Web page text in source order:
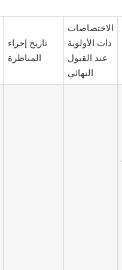
تاريخ إجراء
المناظرة
الاختصاصات
ذات الأولوية
عند القبول
النهائي